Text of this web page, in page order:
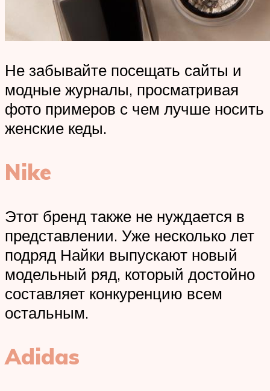
Не забывайте посещать сайты и
модные журналы, просматривая
фото примеров с чем лучше носить
женские кеды.
Nike
Этот бренд также не нуждается в
представлении. Уже несколько лет
подряд Найки выпускают новый
модельный ряд, который достойно
составляет конкуренцию всем
остальным.
Adidas